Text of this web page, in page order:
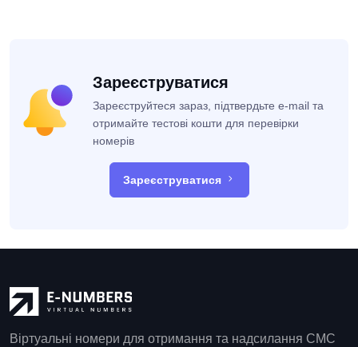
Зареєструватися
Зареєструйтеся зараз, підтвердьте e-mail та
отримайте тестові кошти для перевірки
номерів
Зареєструватися
Віртуальні номери для отримання та надсилання СМС